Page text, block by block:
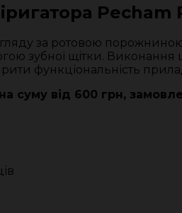
Pecham
за ротовою порожниною
зубної щітки. Виконання
функціональність
на суму від 600 грн,